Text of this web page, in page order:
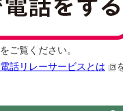
をご覧ください。
電話リレーサービスとは